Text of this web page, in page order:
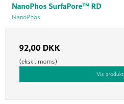
NanoPhos SurfaPore™ RD
NanoPhos
92,00 DKK
(ekskl. moms)
Vis produkt